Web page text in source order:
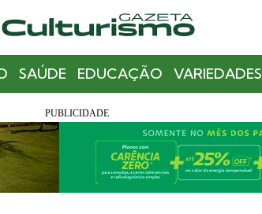
SAÚDE EDUCAÇÃO VARIEDADES